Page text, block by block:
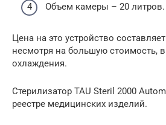
Объем камеры – 20 литров.
Цена на это устройство
несмотря на большую стоимость,
охлаждения.
Стерилизатор TAU Steril 2000
реестре медицинских изделий.